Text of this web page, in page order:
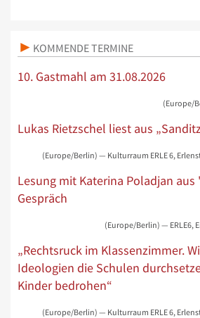
KOMMENDE TERMINE
10. Gastmahl am 31.08.2026
(Europe/
Lukas Rietzschel liest aus
(Europe/Berlin) — Kulturraum ERLE 6,
Lesung mit Katerina Poladjan
Gespräch
(Europe/Berlin) — ERLE6,
„Rechtsruck im Klassenzimmer.
Ideologien die Schulen
Kinder bedrohen“
(Europe/Berlin) — Kulturraum ERLE 6,